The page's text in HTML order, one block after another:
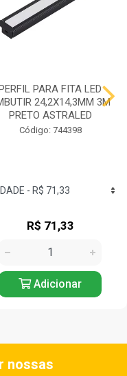
PARA FITA LED
24,2X14,3MM 3M
PRETO ASTRALED
Código: 744398
R$ 71,33
Adicionar
nossas